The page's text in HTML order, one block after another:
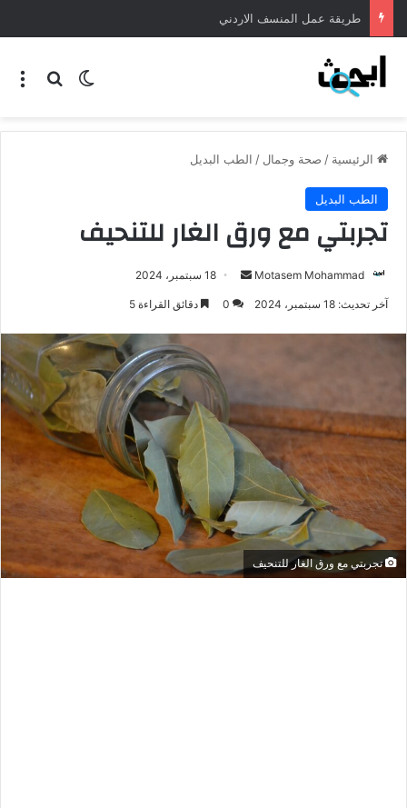
طريقة عمل شوربة لسان العصفور مثل المطاعم
الرئيسية / صحة وجمال / الطب البديل
الطب البديل
تجربتي مع ورق الغار للتنحيف
Motasem Mohammad 18 سبتمبر، 2024
آخر تحديث: 18 سبتمبر، 2024 0 دقائق القراءة 5
تجربتي مع ورق الغار للتنحيف